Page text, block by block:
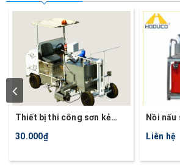
Thiết bị thi công sơn kẻ
đường tự động HDT11
30.000₫
Nồi
nồi đơn
Liên hệ